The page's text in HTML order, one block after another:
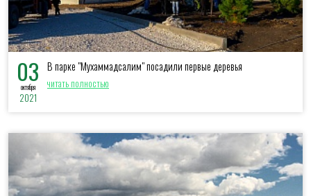
03
октября
2021
В парке "Мухаммадсалим" посадили первые деревья
читать полностью